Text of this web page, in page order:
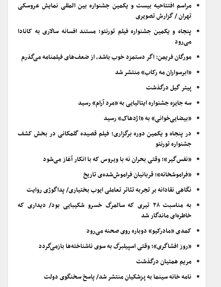
مراسم افتتاحیه بیست و یکمین جشنواره بین المللی نمایش عروسکی
تهران / گزارش تصویری
پنجاه و یکمین جشنواره فیلم تورنتو؛ مستند افسانه سالاری به کانادا
می‌رود
مورگان فریمن: اگر دستمزد خوب باشد، از ضعف‌های فیلمنامه می‌گذرم
«ابرسواران مه رکاب» منتشر شد
پیتر گیل درگذشت
سه جایزه جشنواره ایتالیایی به «مرد آرام» رسید
«بیضایی‌خوانی» به «اژدهاک» رسید
در پنجاه و یکمین دوره برگزاری؛ فیلم قصیده گلمکانی در بخش کشف
جشنواره تورنتو
«نفس‌گیر»؛ وقتی بحران نه با ویروس که با انکار آغاز می‌شود
«فراموشخانه»؛ قربانیان فراموش‌شده‌ی تاریخ
نگاهی نقادانه بر تجربه تئاتر تعاملی ایوب بختیاری/ پداگوژی روایت
به مناسبت ۲۸ تیری که سالمرگ خسرو شکیبایی بود/ دیداری که
خاطره‌ای ماندگار شد
کمدی «مادرکیو» دوباره روی صحنه می‌رود
«روز افشاگری»؛ وقتی اسپیلبرگ به سوی ناشناخته‌ها بازمی‌گردد
مریم همتیان درگذشت
نامه خانه سینما به پزشکیان منتشر شد/ پاسخ سخنگوی دولت